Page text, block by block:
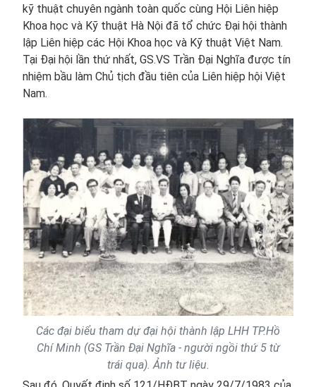
kỹ thuật chuyên ngành toàn quốc cùng Hội Liên hiệp
Khoa học và Kỹ thuật Hà Nội đã tổ chức Đại hội thành
lập Liên hiệp các Hội Khoa học và Kỹ thuật Việt Nam.
Tại Đại hội lần thứ nhất, GS.VS Trần Đại Nghĩa được tín
nhiệm bầu làm Chủ tịch đầu tiên của Liên hiệp hội Việt
Nam.
Các đại biểu tham dự đại hội thành lập LHH TP.Hồ
Chí Minh (GS Trần Đại Nghĩa - người ngồi thứ 5 từ
trái qua). Ảnh tư liệu.